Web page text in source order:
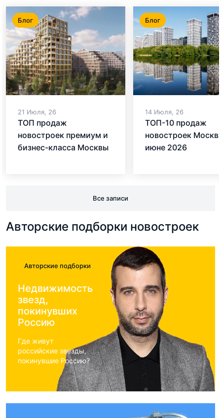
Блог
21 Июля, 26
ТОП продаж
новостроек премиум и
бизнес-класса Москвы
Блог
14 Июля, 26
ТОП-10 продаж
новостроек
июне 2026
Все записи
Авторские подборки новостроек
Авторские подборки
Недвижимость
звезд,
покинувших
Россию
Где живут
российские звезды,
покинувшие Россию?